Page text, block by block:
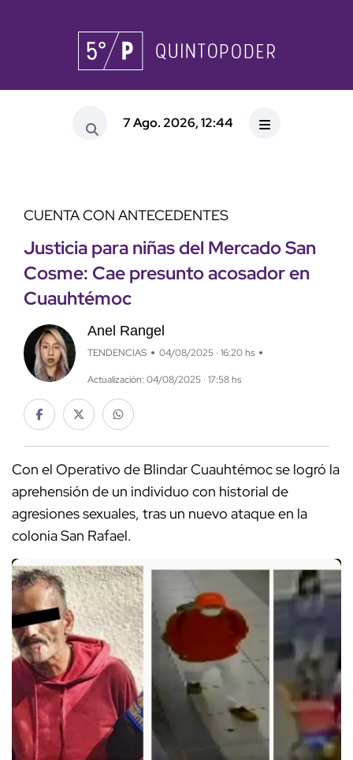
7 Ago. 2026, 12:44
CUENTA CON ANTECEDENTES
Justicia para niñas del Mercado San
Cosme: Cae presunto acosador en
Cuauhtémoc
Anel Rangel
TENDENCIAS 04/08/2025 · 16:20 hs
Actualización: 04/08/2025 · 17:58 hs
Con el Operativo de Blindar Cuauhtémoc se logró la
aprehensión de un individuo con historial de
agresiones sexuales, tras un nuevo ataque en la
colonia San Rafael.